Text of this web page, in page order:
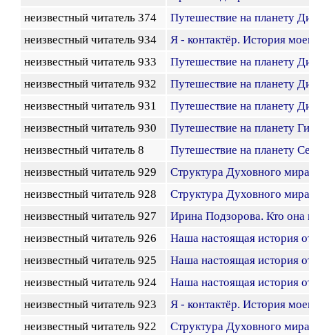
неизвестный читатель 374
Путешествие на планету
неизвестный читатель 934
Я - контактёр. История
неизвестный читатель 933
Путешествие на планету
неизвестный читатель 932
Путешествие на планету
неизвестный читатель 931
Путешествие на планету
неизвестный читатель 930
Путешествие на планету
неизвестный читатель 8
Путешествие на планету
неизвестный читатель 929
Структура Духовного
неизвестный читатель 928
Структура Духовного
неизвестный читатель 927
Ирина Подзорова. Кто она
неизвестный читатель 926
Наша настоящая история
неизвестный читатель 925
Наша настоящая история
неизвестный читатель 924
Наша настоящая история
неизвестный читатель 923
Я - контактёр. История
неизвестный читатель 922
Структура Духовного